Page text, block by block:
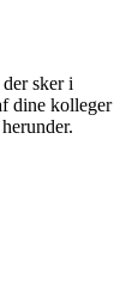
sker i
dine kolleger